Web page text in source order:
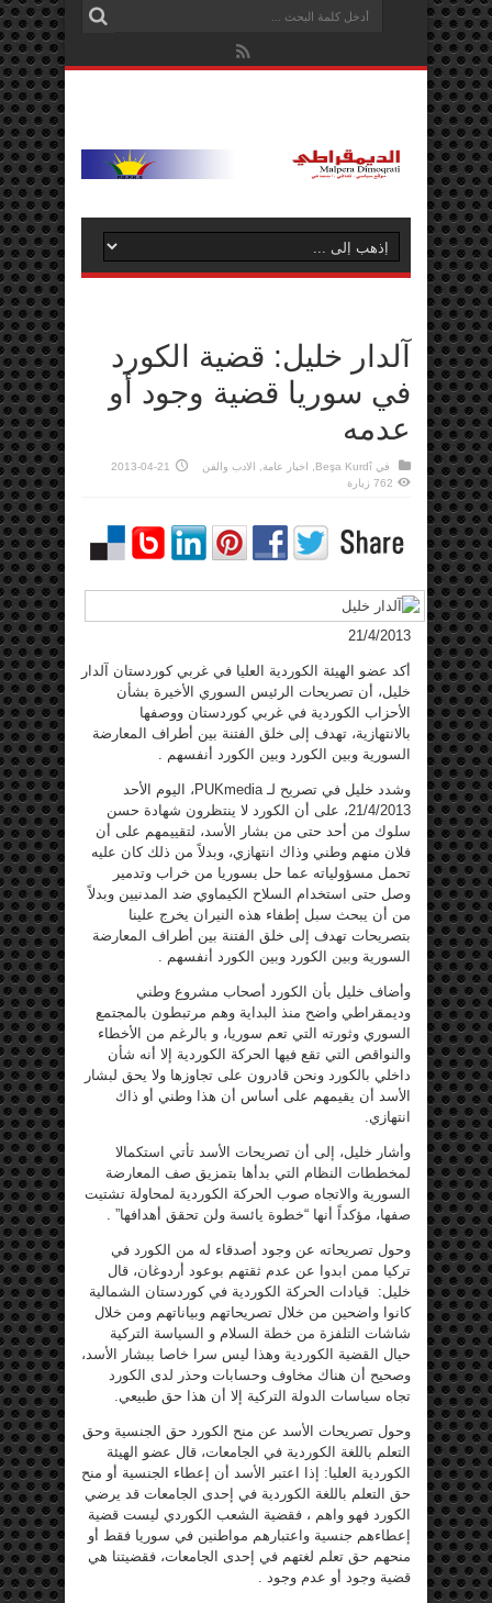
آلدار خليل: قضية الكورد
في سوريا قضية وجود أو
عدمه
في Beşa Kurdî اخبار عامة الادب والفن
2013-04-21
762 زيارة
21/4/2013
أكد عضو الهيئة الكوردية العليا في غربي كوردستان آلدار
خليل، أن تصريحات الرئيس السوري الأخيرة بشأن
الأحزاب الكوردية في غربي كوردستان ووصفها
بالانتهازية، تهدف إلى خلق الفتنة بين أطراف المعارضة
السورية وبين الكورد وبين الكورد أنفسهم .
وشدد خليل في تصريح لـ PUKmedia، اليوم الأحد
21/4/2013، على أن الكورد لا ينتظرون شهادة حسن
سلوك من أحد حتى من بشار الأسد، لتقييمهم على أن
فلان منهم وطني وذاك انتهازي، وبدلاً من ذلك كان عليه
تحمل مسؤولياته عما حل بسوريا من خراب وتدمير
وصل حتى استخدام السلاح الكيماوي ضد المدنيين وبدلاً
من أن يبحث سبل إطفاء هذه النيران يخرج علينا
بتصريحات تهدف إلى خلق الفتنة بين أطراف المعارضة
السورية وبين الكورد وبين الكورد أنفسهم .
وأضاف خليل بأن الكورد أصحاب مشروع وطني
وديمقراطي واضح منذ البداية وهم مرتبطون بالمجتمع
السوري وثورته التي تعم سوريا، و بالرغم من الأخطاء
والنواقص التي تقع فيها الحركة الكوردية إلا أنه شأن
داخلي بالكورد ونحن قادرون على تجاوزها ولا يحق لبشار
الأسد أن يقيمهم على أساس أن هذا وطني أو ذاك
انتهازي.
وأشار خليل، إلى أن تصريحات الأسد تأتي استكمالا
لمخططات النظام التي بدأها بتمزيق صف المعارضة
السورية والاتجاه صوب الحركة الكوردية لمحاولة تشتيت
صفها، مؤكداً أنها “خطوة يائسة ولن تحقق أهدافها” .
وحول تصريحاته عن وجود أصدقاء له من الكورد في
تركيا ممن ابدوا عن عدم ثقتهم بوعود أردوغان، قال
خليل: قيادات الحركة الكوردية في كوردستان الشمالية
كانوا واضحين من خلال تصريحاتهم وبياناتهم ومن خلال
شاشات التلفزة من خطة السلام و السياسة التركية
حيال القضية الكوردية وهذا ليس سرا خاصا ببشار الأسد،
وصحيح أن هناك مخاوف وحسابات وحذر لدى الكورد
تجاه سياسات الدولة التركية إلا أن هذا حق طبيعي.
وحول تصريحات الأسد عن منح الكورد حق الجنسية وحق
التعلم باللغة الكوردية في الجامعات، قال عضو الهيئة
الكوردية العليا: إذا اعتبر الأسد أن إعطاء الجنسية أو منح
حق التعلم باللغة الكوردية في إحدى الجامعات قد يرضي
الكورد فهو واهم ، فقضية الشعب الكوردي ليست قضية
إعطاءهم جنسية واعتبارهم مواطنين في سوريا فقط أو
منحهم حق تعلم لغتهم في إحدى الجامعات، فقضيتنا هي
قضية وجود أو عدم وجود .